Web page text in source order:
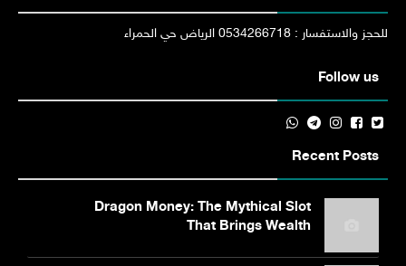
للحجز والاستفسار : 0534266718 الرياض حي الحمراء
Follow us
Recent Posts
Dragon Money: The Mythical Slot
That Brings Wealth